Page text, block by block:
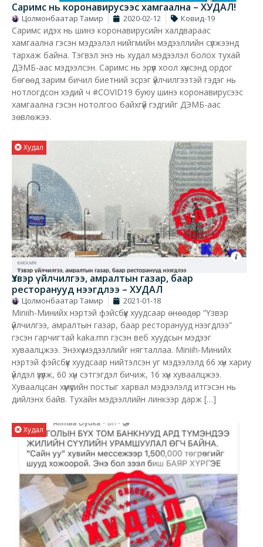
Саримс нь коронавирусээс хамгаална – ХУДАЛ!
Цолмонбаатар Тамир 2020-02-12 Ковид-19
Саримс идэх нь шинэ коронавирусийн халдвараас
хамгаална гэсэн мэдээлэл нийгмийн мэдээллийн сүлжээнд
тархаж байна. Тэгвэл энэ нь худал мэдээлэл болох тухай
ДЭМБ-аас мэдээлсэн. Саримс нь эрүүл хоол хүнсэнд ордог
бөгөөд зарим бичил биетний эсрэг үйлчилгээтэй гэдэг нь
нотлогдсон хэдий ч #COVID19 буюу шинэ коронавирусээс
хамгаална гэсэн нотолгоо байхгүй гэдгийг ДЭМБ-аас
зөвлөжээ.
Худал
Үзвэр үйлчилгээ, амралтын газар, баар
ресторанууд нээгдлээ – ХУДАЛ
Цолмонбаатар Тамир 2021-01-18
Miniih-Минийх нэртэй фэйсбүүк хуудсаар өнөөдөр “Үзвэр
үйлчилгээ, амралтын газар, баар ресторанууд нээгдлээ”
гэсэн гарчигтай kaka.mn гэсэн веб хуудсын мэдээг
хуваалцжээ. Энэхүү мэдээллийг нягталлаа. Miniih-Минийх
нэртэй фэйсбүүк хуудсаар нийтэлсэн уг мэдээлэлд 66 хүн хариу
үйлдэл үзүүлж, 60 хүн сэтгэгдэл бичиж, 16 хүн хуваалцжээ.
Хуваалцсан хүмүүсийн постыг харвал мэдээлэлд итгэсэн нь
дийлэнх байв. Тухайн мэдээллийн линкээр дарж […]
Худал